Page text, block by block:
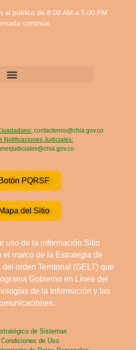
al público de 8:00 AM a 5:00 PM
continúa.
contactenos@chia.gov.co
Notificaciones Judiciales:
Botón PQRSF
Mapa del Sitio
uso de la información Sitio
el marco de la Estrategia de
orden Territorial (GELT) que
Gobierno en Línea del
de la Información y las
de Sistemas
de Uso